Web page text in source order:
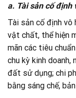
a. Tài sản cố định
Tài sản cố định vô
vật chất, thể hiện
mãn các tiêu
chu kỳ kinh
đất sử dụng; chi
bằng sáng chế,